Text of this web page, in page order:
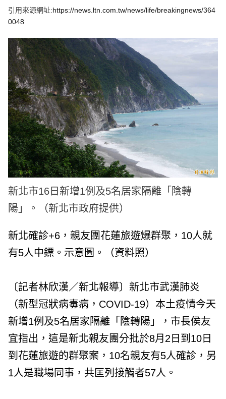
引用來源網址:https://news.ltn.com.tw/news/life/breakingnews/364
0048
新北市16日新增1例及5名居家隔離「陰轉
陽」。（新北市政府提供）
新北確診+6，親友團花蓮旅遊爆群聚，10人就
有5人中鏢。示意圖。（資料照）
〔記者林欣漢／新北報導〕新北市武漢肺炎
（新型冠狀病毒病，COVID-19）本土疫情今天
新增1例及5名居家隔離「陰轉陽」，市長侯友
宜指出，這是新北親友團分批於8月2日到10日
到花蓮旅遊的群聚案，10名親友有5人確診，另
1人是職場同事，共匡列接觸者57人。